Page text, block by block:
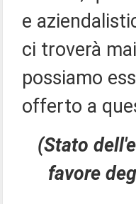
e
ci troverà
possiamo
offerto a
(Stato
favore